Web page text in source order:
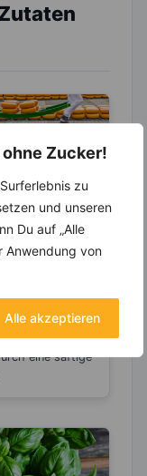
Zucker!
zu
und unseren
Du auf „Alle
Anwendung von
Alle akzeptieren
Du, ab
der Gouda
Gouda“
wird?
Schnittkäse
Dieser
zeichnet
eine saftige